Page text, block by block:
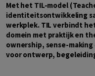
Met het TIL-model
identiteitsontwikkeling
werkplek. TIL verbindt
domein met praktijk en
ownership, sense-
voor ontwerp,